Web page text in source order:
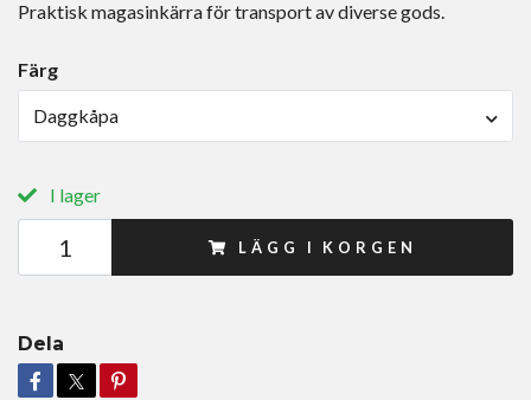
Praktisk magasinkärra för transport av diverse gods.
Färg
Daggkåpa
I lager
LÄGG I KORGEN
Dela